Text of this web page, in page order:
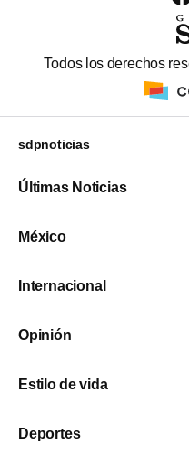
Todos los derechos
sdpnoticias
Últimas Noticias
México
Internacional
Opinión
Estilo de vida
Deportes